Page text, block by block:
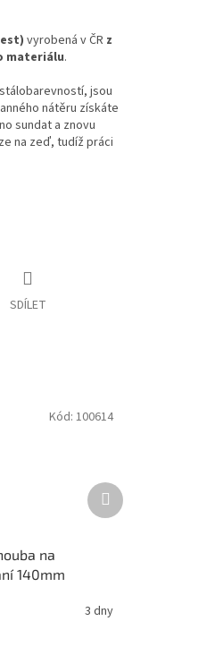
vyrobená v ČR z
materiálu.
jsou
nátěru získáte
sundat a znovu
na zeď, tudíž práci
SDÍLET
na
140mm
3 dny
Kód: 100614
Další
produkt